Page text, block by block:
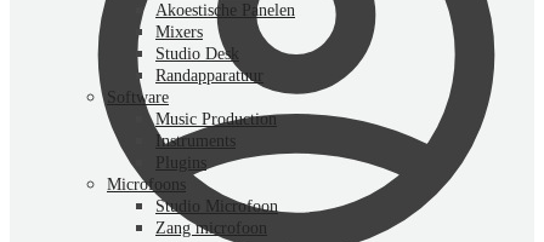
Akoestische Panelen
Mixers
Studio Desk
Randapparatuur
Software
Music Production
Instruments
Plugins
Microfoons
Studio Microfoon
Zang microfoon